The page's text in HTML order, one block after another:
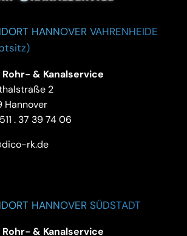
HANNOVER VAHRENHEIDE
Rohr- & Kanalservice
2
Hannover
. 37 39 74 06
rk.de
HANNOVER SÜDSTADT
Rohr- & Kanalservice